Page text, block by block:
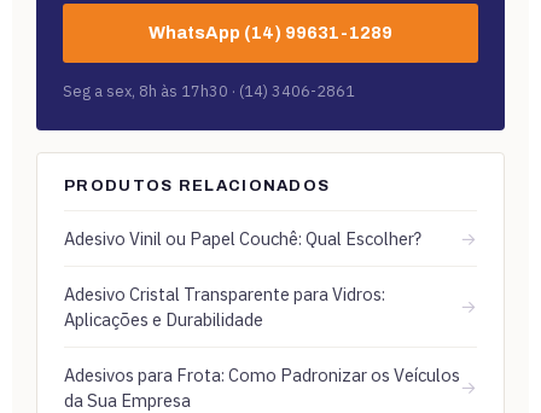
WhatsApp (14) 99631-1289
Seg a sex, 8h às 17h30 · (14) 3406-2861
PRODUTOS RELACIONADOS
Adesivo Vinil ou Papel Couchê: Qual Escolher? →
Adesivo Cristal Transparente para Vidros:
Aplicações e Durabilidade
→
Adesivos para Frota: Como Padronizar os Veículos
da Sua Empresa
→